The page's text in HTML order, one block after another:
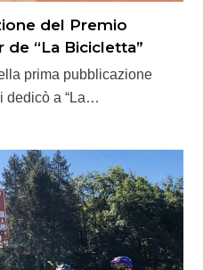
del Premio
de “La Bicicletta”
prima pubblicazione
dedicò a “La…